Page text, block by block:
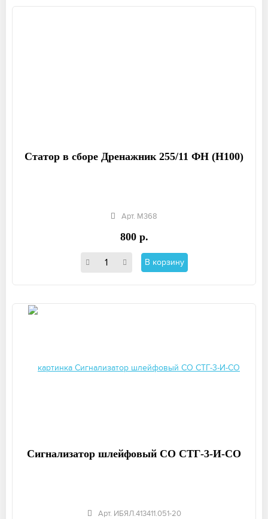
Статор в сборе Дренажник 255/11 ФН (Н100)
Арт. М368
800 р.
В корзину
Сигнализатор шлейфовый СО СТГ-3-И-СО
Арт. ИБЯЛ.413411.051-20